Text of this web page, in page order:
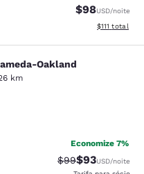
$98USD/noite
Exibir
$111 total
Oakland
Oakland
km
Razoável. 353 avaliações
Economize 7%
Tarifa anterior
$99Tarifa com
$93USD/noite